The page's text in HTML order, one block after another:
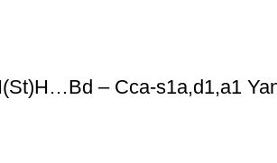
– Cca-s1a,d1,a1